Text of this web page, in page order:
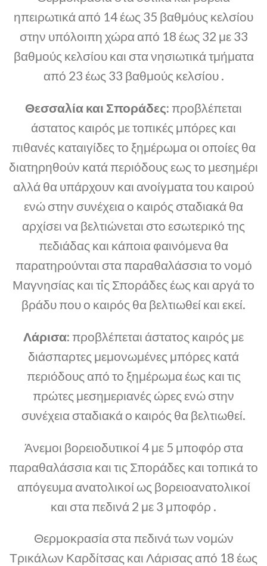
ηπειρωτικά από 14 έως 35 βαθμόυς κελσίου
στην υπόλοιπη χώρα από 18 έως 32 με 33
βαθμούς κελσίου και στα νησιωτικά τμήματα
από 23 έως 33 βαθμούς κελσίου .
Θεσσαλία και Σποράδες: προβλέπεται
άστατος καιρός με τοπικές μπόρες και
πιθανές καταιγίδες το ξημέρωμα οι οποίες θα
διατηρηθούν κατά περιόδους εως το μεσημέρι
αλλά θα υπάρχουν και ανοίγματα του καιρού
ενώ στην συνέχεια ο καιρός σταδιακά θα
αρχίσει να βελτιώνεται στο εσωτερικό της
πεδιάδας και κάποια φαινόμενα θα
παρατηρούνται στα παραθαλάσσια τo νομό
Μαγνησίας και τiς Σποράδες έως και αργά το
βράδυ που ο καιρός θα βελτιωθεί και εκεί.
Λάρισα: προβλέπεται άστατος καιρός με
διάσπαρτες μεμονωμένες μπόρες κατά
περιόδους από το ξημέρωμα έως και τις
πρώτες μεσημεριανές ώρες ενώ στην
συνέχεια σταδιακά ο καιρός θα βελτιωθεί.
Άνεμοι βορειοδυτικοί 4 με 5 μποφόρ στα
παραθαλάσσια και τις Σποράδες και τοπικά το
απόγευμα ανατολικοί ως βορειοανατολικοί
και στα πεδινά 2 με 3 μποφόρ .
Θερμοκρασία στα πεδινά των νομών
Τρικάλων Καρδίτσας και Λάρισας από 18 έως